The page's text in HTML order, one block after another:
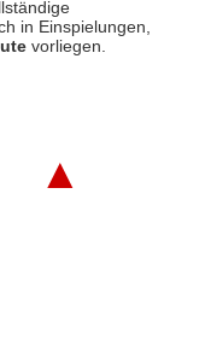
in Einspielungen,
vorliegen.
▲